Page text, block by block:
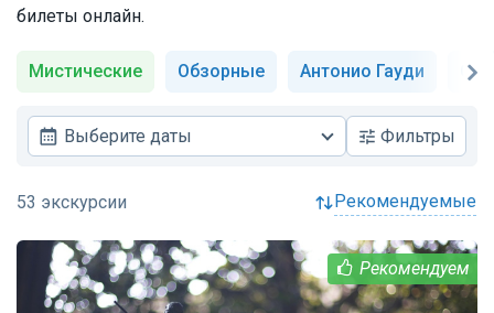
билеты онлайн.
Мистические Обзорные Антонио Гауди
Выберите даты Фильтры
рекомендуемые